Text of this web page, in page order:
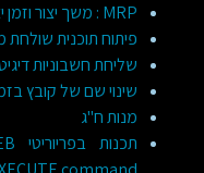
MRP : משך יצור וזמן יצור
פיתוח תוכנית שולחת
שליחת חשבוניות
שינוי שם של קובץ
מנות ח"ג